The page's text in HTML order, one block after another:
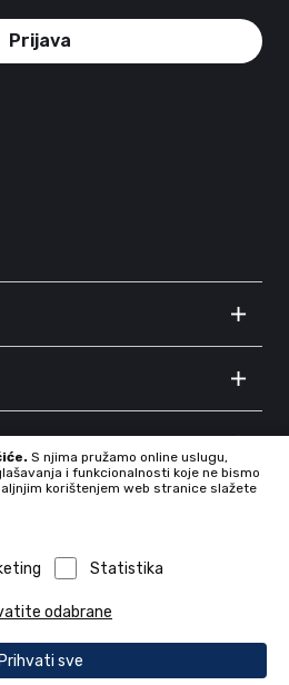
Prijava
S njima pružamo online uslugu,
i funkcionalnosti koje ne bismo
korištenjem web stranice slažete
Statistika
odabrane
Prihvati sve